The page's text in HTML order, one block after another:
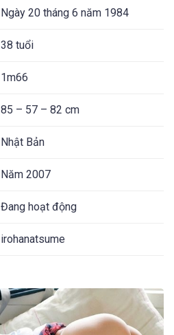
Ngày 20 tháng 6 năm 1984
38 tuổi
1m66
85 – 57 – 82 cm
Nhật Bản
Năm 2007
Đang hoạt động
irohanatsume